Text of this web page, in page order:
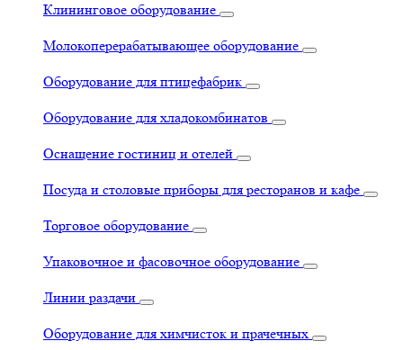
Клининговое оборудование
Молокоперерабатывающее оборудование
Оборудование для птицефабрик
Оборудование для хладокомбинатов
Оснащение гостиниц и отелей
Посуда и столовые приборы для ресторанов и кафе
Торговое оборудование
Упаковочное и фасовочное оборудование
Линии раздачи
Оборудование для химчисток и прачечных